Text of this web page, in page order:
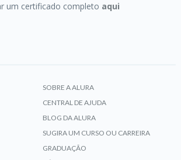
um certificado completo aqui
SOBRE A ALURA
CENTRAL DE AJUDA
BLOG DA ALURA
SUGIRA UM CURSO OU CARREIRA
GRADUAÇÃO